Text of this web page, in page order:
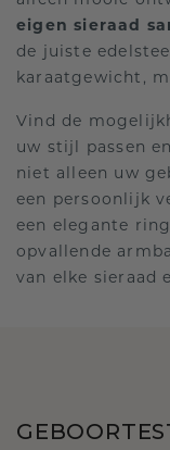
eigen sieraad
de juiste
karaatgewicht,
Vind de
uw stijl passen
niet alleen uw
een persoonlijk
een elegante
opvallende
van elke sieraad